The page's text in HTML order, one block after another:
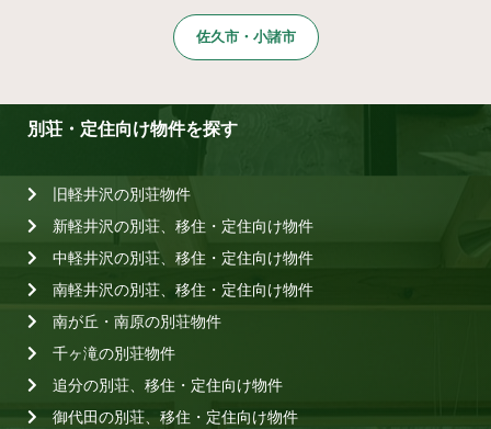
佐久市・小諸市
別荘・定住向け物件を探す
旧軽井沢の別荘物件
新軽井沢の別荘、移住・定住向け物件
中軽井沢の別荘、移住・定住向け物件
南軽井沢の別荘、移住・定住向け物件
南が丘・南原の別荘物件
千ヶ滝の別荘物件
追分の別荘、移住・定住向け物件
御代田の別荘、移住・定住向け物件